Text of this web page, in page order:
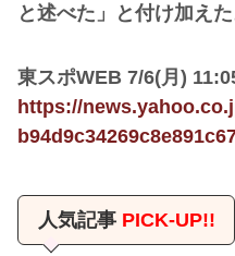
と述べた」と付け加えた
東スポWEB 7/6(月)
https://
人気記事PICK-UP!!